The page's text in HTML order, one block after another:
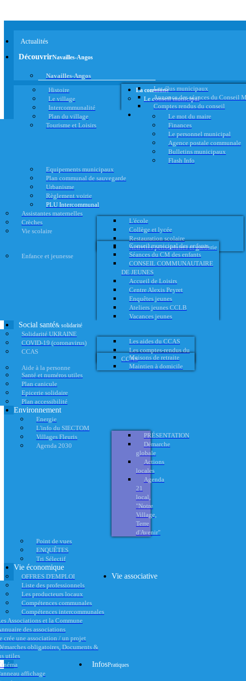
Actualités
DécouvrirNavailles-Angos
Navailles-Angos
Histoire
Le village
Intercommunalité
Plan du village
Tourisme et Loisirs
La commune
Le conseil municipal
Les élus municipaux
Annonce des séances du Conseil
Comptes rendus du conseil
Le mot du maire
Finances
Le personnel municipal
Agence postale communale
Bulletins municipaux
Flash Info
Equipements municipaux
Plan communal de sauvegarde
Urbanisme
Règlement voirie
PLU Intercommunal
Assistantes maternelles
Crèches
Vie scolaire
L'école
Collège et lycée
Restauration scolaire
Activités périscolaires et garderie
Enfance et jeunesse
Conseil municipal des enfants
Séances du CM des enfants
CONSEIL COMMUNAUTAIRE
DE JEUNES
Accueil de Loisirs
Centre Alexis Peyret
Enquêtes jeunes
Ateliers jeunes CCLB
Vacances jeunes
Social santé& solidarité
Solidarité UKRAINE
COVID-19 (coronavirus)
CCAS
Les aides du CCAS
Les comptes-rendus du
CCAS
Aide à la personne
Maisons de retraite
Maintien à domicile
Santé et numéros utiles
Plan canicule
Epicerie solidaire
Plan accessibilité
Environnement
Energie
L'info du SIECTOM
Villages Fleuris
Agenda 2030
PRÉSENTATION
Démarche
globale
Actions
locales
Agenda
21
local,
"Notre
Village,
Terre
d'Avenir"
Point de vues
ENQUÊTES
Tri Sélectif
Vie économique
OFFRES D'EMPLOI
Liste des professionnels
Les producteurs locaux
Compétences communales
Compétences intercommunales
Vie associative
Associations et la Commune
des associations
crée une association / un projet
obligatoires, Documents &
utiles
affichage
InfosPratiques